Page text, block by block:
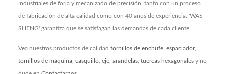
industriales de forja y mecanizado de precisión, tanto con un proceso
de fabricación de alta calidad como con 40 años de experiencia. 'WAS
SHENG' garantiza que se satisfagan las demandas de cada cliente.
Vea nuestros productos de calidad tornillos de enchufe espaciador,
tornillos de máquina casquillo eje arandelas tuercas hexagonales y no